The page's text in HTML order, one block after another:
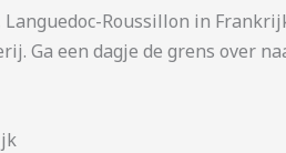
Roussillon in
Ga een dagje de grens over